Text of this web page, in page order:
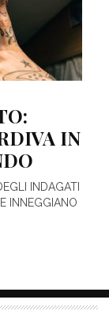
IN
INDAGATI
INNEGGIANO